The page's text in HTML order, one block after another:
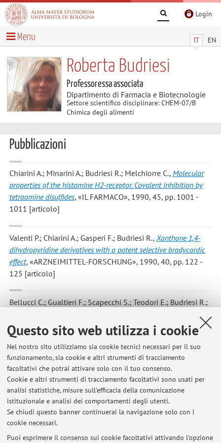
Questo sito web utilizza i cookie
Nel nostro sito utilizziamo sia cookie tecnici necessari per il suo
funzionamento, sia cookie e altri strumenti di tracciamento
facoltativi che potrai attivare solo con il tuo consenso.
Cookie e altri strumenti di tracciamento facoltativi sono usati per
analisi statistiche, misure sull'efficacia della comunicazione
istituzionale e analisi dei comportamenti degli utenti.
Se chiudi questo banner continuerai la navigazione solo con i
cookie necessari.
Puoi esprimere il consenso sui cookie facoltativi attivando l'opzione
Login
IT EN
Menu
Roberta Budriesi
Professoressa associata
Dipartimento di Farmacia e Biotecnologie
Settore scientifico disciplinare: CHEM-07/B
Chimica degli alimenti
Pubblicazioni
Chiarini A.; Minarini A.; Budriesi R.; Melchiorre C., Molecular
properties of the histamine H2-receptor. Covalent inhibition by
tetraamine disulfides, «IL FARMACO», 1990, 45, pp. 1001 -
1011 [articolo]
Valenti P.; Chiarini A.; Gasperi F.; Budriesi R., Xanthone 1,4-
dihydropyridine derivatives with a potent selective bradycardic
effect, «ARZNEIMITTEL-FORSCHUNG», 1990, 40, pp. 122 -
125 [articolo]
Bellucci C.; Gualtieri F.; Scapecchi S.; Teodori E.; Budriesi R.;
Negative inotropic and calcium antagonistic activity
of alkyl and arylalkyl phosphonates, «IL FARMACO», 1989, 44,
pp. 1167 - 1191 [articolo]
15 16 17
Pubblicazioni antecedenti il 2004